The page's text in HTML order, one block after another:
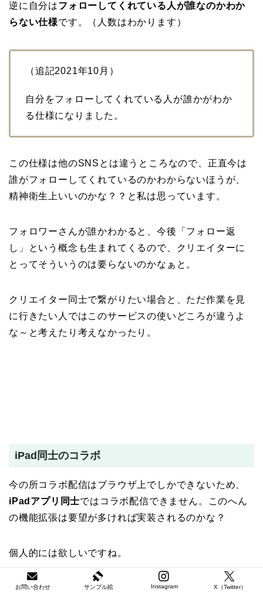
逆に自分はフォローしてくれている人が誰なのかわか
らない仕様です。（人数はわかります）
（追記2021年10月）
自分をフォローしてくれている人が誰かがわか
る仕様になりました。
この仕様は他のSNSとは違うところなので、正直今は
誰がフォローしてくれているのかわからないほうが、
精神衛生上いいのかな？？と私は思っています。
フォロワーさんが誰かわかると、今後「フォロー返
し」という概念も生まれてくるので、クリエイターに
とってそういうのは要らないのかなぁと。
クリエイター同士で繋がりたい場合と、ただ作業を見
に行きたい人ではこのサービスの使いどころが違うよ
な～と考えたり考えなかったり。
iPad同士のコラボ
今の所コラボ配信はブラウザ上でしかできないため、
iPadアプリ同士ではコラボ配信できません。このへん
の機能拡張は要望が多ければ実装されるのかな？
個人的には欲しいですね。
お問い合わせ サンプル絵 Instagram X（Twitter）